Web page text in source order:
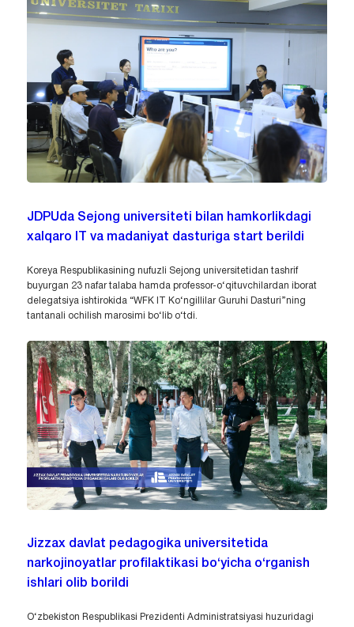
JDPUda Sejong universiteti bilan hamkorlikdagi
xalqaro IT va madaniyat dasturiga start berildi
Koreya Respublikasining nufuzli Sejong universitetidan tashrif
buyurgan 23 nafar talaba hamda professor-o‘qituvchilardan iborat
delegatsiya ishtirokida “WFK IT Ko‘ngillilar Guruhi Dasturi”ning
tantanali ochilish marosimi bo‘lib o‘tdi.
Jizzax davlat pedagogika universitetida
narkojinoyatlar profilaktikasi bo‘yicha o‘rganish
ishlari olib borildi
O‘zbekiston Respublikasi Prezidenti Administratsiyasi huzuridagi